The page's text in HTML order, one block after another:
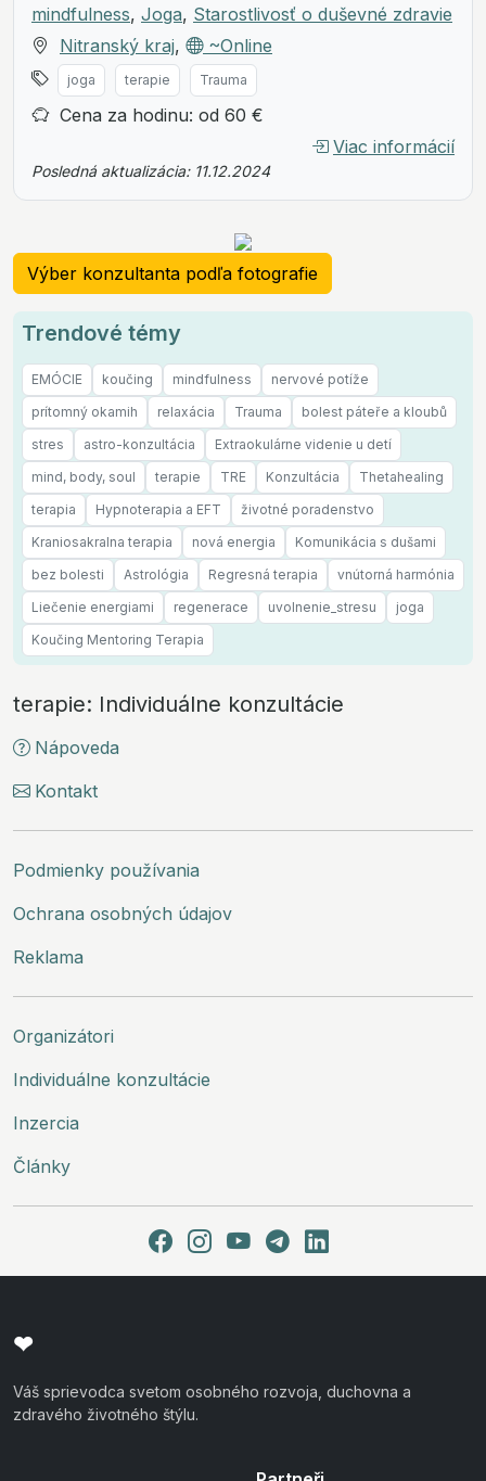
mindfulness, Joga, Starostlivosť o duševné zdravie
Nitranský kraj, ~Online
joga terapie Trauma
Cena za hodinu: od 60 €
Viac informácií
Posledná aktualizácia: 11.12.2024
Výber konzultanta podľa fotografie
Trendové témy
EMÓCIE koučing mindfulness
nervové potíže
prítomný okamih
relaxácia Trauma
bolest páteře a kloubů
stres
astro-konzultácia
Extraokulárne videnie u detí
mind, body, soul
terapie TRE Konzultácia
Thetahealing
terapia
Hypnoterapia a EFT
životné poradenstvo
Kraniosakralna terapia
nová energia
Komunikácia s dušami
bez bolesti
Astrológia Regresná terapia
vnútorná harmónia
Liečenie energiami
regenerace uvolnenie_stresu
joga
Koučing Mentoring Terapia
terapie: Individuálne konzultácie
Nápoveda
Kontakt
Podmienky používania
Ochrana osobných údajov
Reklama
Organizátori
Individuálne konzultácie
Inzercia
Články
❤
Váš sprievodca svetom osobného rozvoja, duchovna a
zdravého životného štýlu.